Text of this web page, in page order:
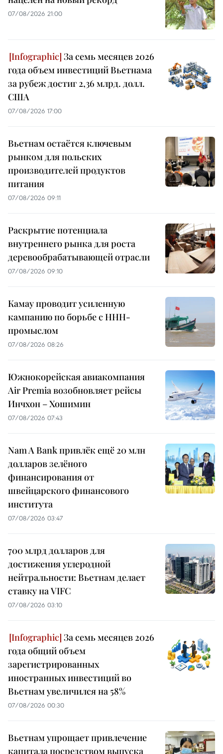
07/08/2026 21:00
За семь месяцев 2026
года объем инвестиций Вьетнама
за рубеж достиг 2,36 млрд. долл.
США
07/08/2026 17:00
Вьетнам остаётся ключевым
рынком для польских
производителей продуктов
питания
07/08/2026 09:11
Раскрытие потенциала
внутреннего рынка для роста
деревообрабатывающей отрасли
07/08/2026 09:10
Камау проводит усиленную
кампанию по борьбе с ННН-
промыслом
07/08/2026 08:26
Южнокорейская авиакомпания
Air Premia возобновляет рейсы
Инчхон – Хошимин
07/08/2026 07:43
Nam A Bank привлёк ещё 20 млн
долларов зелёного
финансирования от
швейцарского финансового
института
07/08/2026 03:47
700 млрд долларов для
достижения углеродной
нейтральности: Вьетнам делает
ставку на VIFC
07/08/2026 03:10
За семь месяцев 2026
года общий объем
зарегистрированных
иностранных инвестиций во
Вьетнам увеличился на 58%
07/08/2026 00:30
Вьетнам упрощает привлечение
капитала посредством выпуска